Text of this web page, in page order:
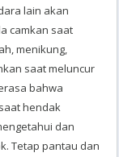
lain akan
camkan saat
menikung,
saat meluncur
bahwa
hendak
dan
Tetap pantau dan